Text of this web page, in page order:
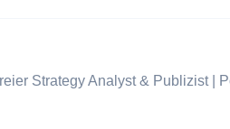
Strategy Analyst & Publizist |